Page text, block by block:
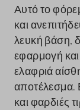
Αυτό το
και
λευκή βάση,
εφαρμογή και
ελαφριά
αποτέλεσμα.
και φαρδιές